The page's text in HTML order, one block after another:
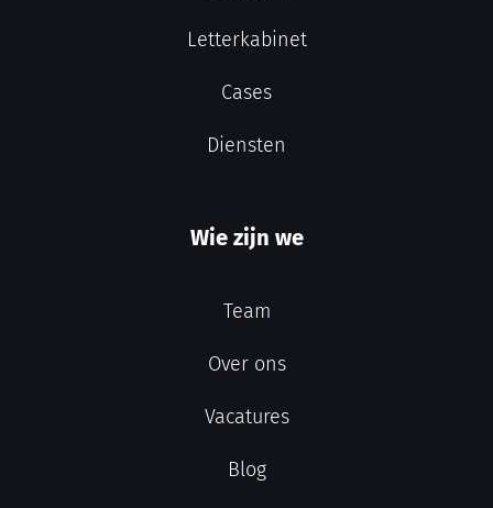
Letterkabinet
Cases
Diensten
Wie zijn we
Team
Over ons
Vacatures
Blog